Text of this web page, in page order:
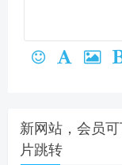
新网站，会员
片跳转